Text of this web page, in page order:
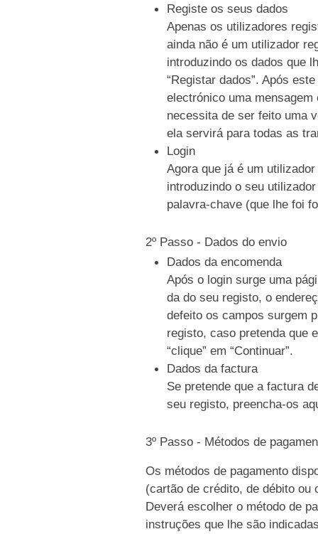
Registe os seus dados
Apenas os utilizadores
ainda não é um utilizador
introduzindo os dados que
“Registar dados”. Após
electrónico uma
necessita de ser feito uma
ela servirá para todas as
Login
Agora que já é um
introduzindo o seu
palavra-chave (que lhe foi
2º Passo - Dados do envio
Dados da encomenda
Após o login surge uma
da do seu registo, o
defeito os campos surgem
registo, caso pretenda que
“clique” em “Continuar”.
Dados da factura
Se pretende que a factura
seu registo, preencha-os
3º Passo - Métodos de
Os métodos de pagamento
(cartão de crédito, de débito ou
Deverá escolher o método de
instruções que lhe são